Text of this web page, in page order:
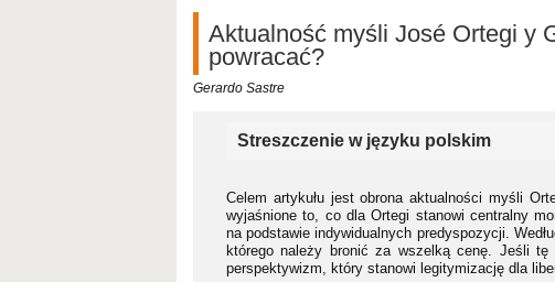
Aktualność myśli José Ortegi y
powracać?
Gerardo Sastre
Streszczenie w języku polskim
Celem artykułu jest obrona aktualności myśli
wyjaśnione to, co dla Ortegi stanowi centralny
na podstawie indywidualnych predyspozycji.
którego należy bronić za wszelką cenę. Jeśli
perspektywizm, który stanowi legitymizację dla